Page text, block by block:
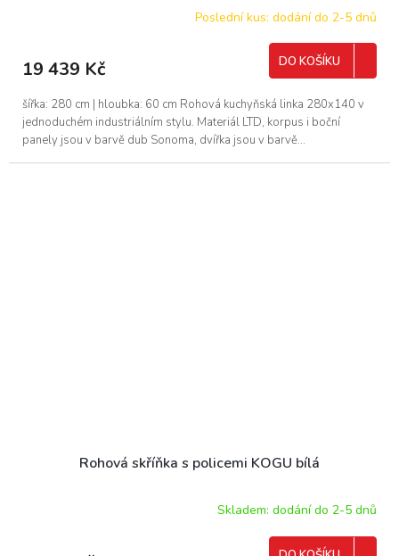
R
A
Poslední kus: dodání do 2-5 dnů
19 439 Kč DO KOŠÍKU
šířka: 280 cm | hloubka: 60 cm Rohová kuchyňská linka 280x140 v
jednoduchém industriálním stylu. Materiál LTD, korpus i boční
panely jsou v barvě dub Sonoma, dvířka jsou v barvě...
Rohová skříňka s policemi KOGU bílá
Skladem: dodání do 2-5 dnů